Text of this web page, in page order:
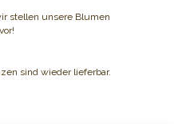
stellen unsere Blumen
sind wieder lieferbar.